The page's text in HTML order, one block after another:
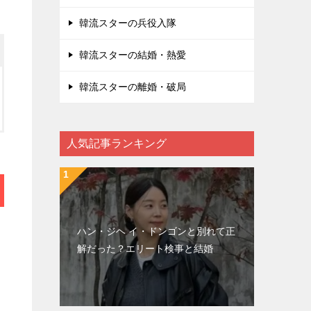
韓流スターの兵役入隊
韓流スターの結婚・熱愛
韓流スターの離婚・破局
人気記事ランキング
ハン・ジヘ イ・ドンゴンと別れて正
解だった？エリート検事と結婚